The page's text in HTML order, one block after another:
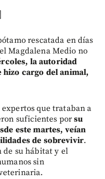
rescatada en días
Magdalena Medio no
la autoridad
hizo cargo del animal,
que trataban a
suficientes porsu
este martes, veían
de sobrevivir.
de su hábitat y el
sin